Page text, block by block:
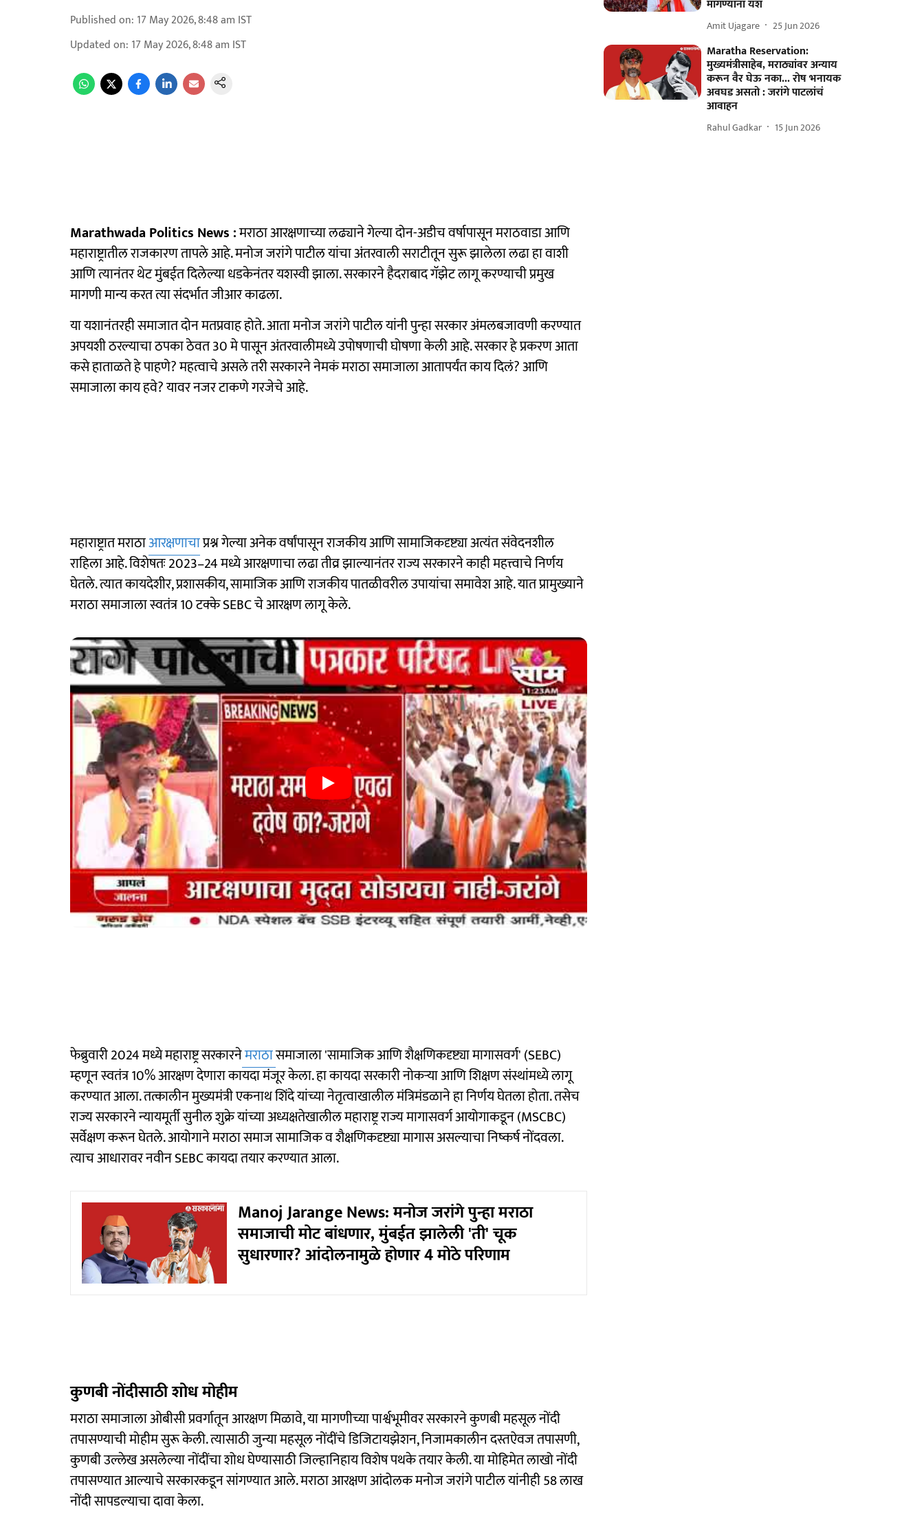
Published on: 17 May 2026, 8:48 am IST
Updated on: 17 May 2026, 8:48 am IST
Marathwada Politics News :मराठा आरक्षणाच्या लढ्याने गेल्या दोन-अडीच वर्षापासून मराठवाडा आणि
महाराष्ट्रातील राजकारण तापले आहे. मनोज जरांगे पाटील यांचा अंतरवाली सराटीतून सुरू झालेला लढा हा वाशी
आणि त्यानंतर थेट मुंबईत दिलेल्या धडकेनंतर यशस्वी झाला. सरकारने हैदराबाद गॅझेट लागू करण्याची प्रमुख
मागणी मान्य करत त्या संदर्भात जीआर काढला.
या यशानंतरही समाजात दोन मतप्रवाह होते. आता मनोज जरांगे पाटील यांनी पुन्हा सरकार अंमलबजावणी करण्यात
अपयशी ठरल्याचा ठपका ठेवत 30 मे पासून अंतरवालीमध्ये उपोषणाची घोषणा केली आहे. सरकार हे प्रकरण आता
कसे हाताळते हे पाहणे? महत्वाचे असले तरी सरकारने नेमकं मराठा समाजाला आतापर्यंत काय दिलं? आणि
समाजाला काय हवे? यावर नजर टाकणे गरजेचे आहे.
महाराष्ट्रात मराठाआरक्षणाचाप्रश्न गेल्या अनेक वर्षांपासून राजकीय आणि सामाजिकदृष्ट्या अत्यंत संवेदनशील
राहिला आहे. विशेषतः 2023–24 मध्ये आरक्षणाचा लढा तीव्र झाल्यानंतर राज्य सरकारने काही महत्त्वाचे निर्णय
घेतले. त्यात कायदेशीर, प्रशासकीय, सामाजिक आणि राजकीय पातळीवरील उपायांचा समावेश आहे. यात प्रामुख्याने
मराठा समाजाला स्वतंत्र 10 टक्के SEBC चे आरक्षण लागू केले.
फेब्रुवारी 2024 मध्ये महाराष्ट्र सरकारनेमराठासमाजाला 'सामाजिक आणि शैक्षणिकदृष्ट्या मागासवर्ग' (SEBC)
म्हणून स्वतंत्र 10% आरक्षण देणारा कायदा मंजूर केला. हा कायदा सरकारी नोकऱ्या आणि शिक्षण संस्थांमध्ये लागू
करण्यात आला. तत्कालीन मुख्यमंत्री एकनाथ शिंदे यांच्या नेतृत्वाखालील मंत्रिमंडळाने हा निर्णय घेतला होता. तसेच
राज्य सरकारने न्यायमूर्ती सुनील शुक्रे यांच्या अध्यक्षतेखालील महाराष्ट्र राज्य मागासवर्ग आयोगाकडून (MSCBC)
सर्वेक्षण करून घेतले. आयोगाने मराठा समाज सामाजिक व शैक्षणिकदृष्ट्या मागास असल्याचा निष्कर्ष नोंदवला.
त्याच आधारावर नवीन SEBC कायदा तयार करण्यात आला.
Manoj Jarange News: मनोज जरांगे पुन्हा मराठा
समाजाची मोट बांधणार, मुंबईत झालेली 'ती' चूक
सुधारणार? आंदोलनामुळे होणार 4 मोठे परिणाम
कुणबी नोंदीसाठी शोध मोहीम
मराठा समाजाला ओबीसी प्रवर्गातून आरक्षण मिळावे, या मागणीच्या पार्श्वभूमीवर सरकारने कुणबी महसूल नोंदी
तपासण्याची मोहीम सुरू केली. त्यासाठी जुन्या महसूल नोंदींचे डिजिटायझेशन, निजामकालीन दस्तऐवज तपासणी,
कुणबी उल्लेख असलेल्या नोंदींचा शोध घेण्यासाठी जिल्हानिहाय विशेष पथके तयार केली. या मोहिमेत लाखो नोंदी
तपासण्यात आल्याचे सरकारकडून सांगण्यात आले. मराठा आरक्षण आंदोलक मनोज जरांगे पाटील यांनीही 58 लाख
नोंदी सापडल्याचा दावा केला.
मागण्यांना यश
Amit Ujagare 25 Jun 2026
Maratha Reservation:
मुख्यमंत्रीसाहेब, मराठ्यांवर अन्याय
करून वैर घेऊ नका... रोष भनायक
अवघड असतो : जरांगे पाटलांचं
आवाहन
Rahul Gadkar 15 Jun 2026